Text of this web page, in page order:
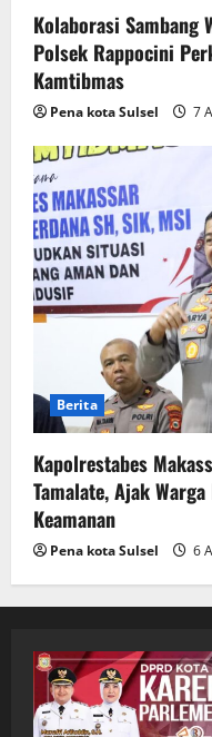
Kolaborasi Sambang
Polsek Rappocini
Kamtibmas
Pena kota Sulsel 7
Berita
Kapolrestabes
Tamalate, Ajak
Keamanan
Pena kota Sulsel 6